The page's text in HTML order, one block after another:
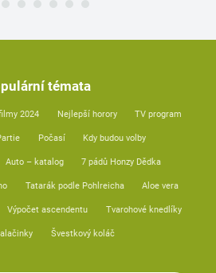
témata
2024 Nejlepší horory TV program
Počasí Kdy budou volby
Auto – katalog 7 pádů Honzy Dědka
Tatarák podle Pohlreicha Aloe vera
Výpočet ascendentu Tvarohové knedlíky
Švestkový koláč